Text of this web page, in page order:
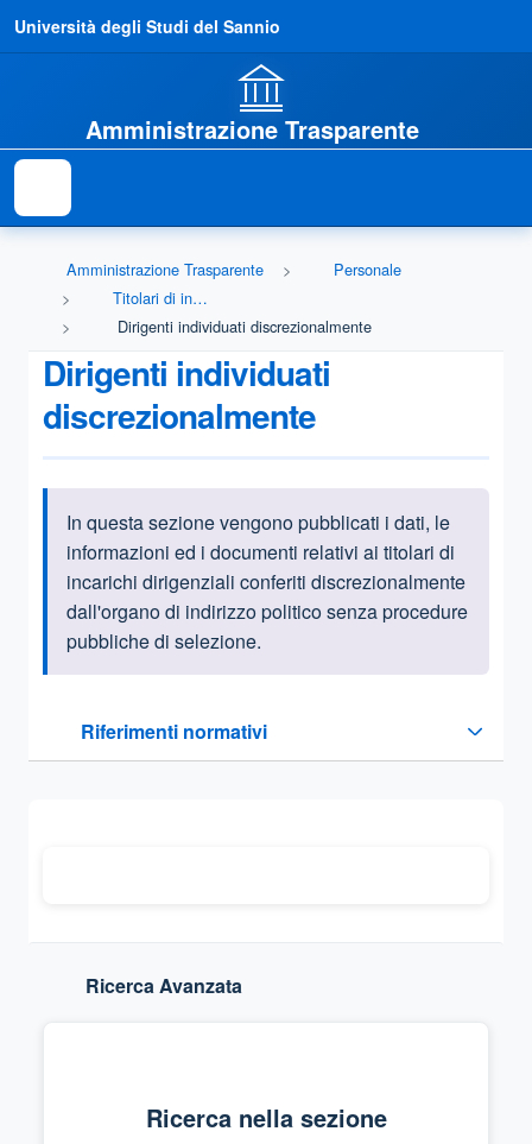
Università degli Studi del Sannio
Amministrazione Trasparente
Amministrazione Trasparente
Personale
Titolari di incarichi dirigenziali (dirigenti non generali)
Dirigenti individuati discrezionalmente
Dirigenti individuati
discrezionalmente
Informazioni introduttive
In questa sezione vengono pubblicati i dati, le
informazioni ed i documenti relativi ai titolari di
incarichi dirigenziali conferiti discrezionalmente
dall'organo di indirizzo politico senza procedure
pubbliche di selezione.
Riferimenti normativi
Sezione compressa
Ricerca Avanzata
Ricerca nella sezione